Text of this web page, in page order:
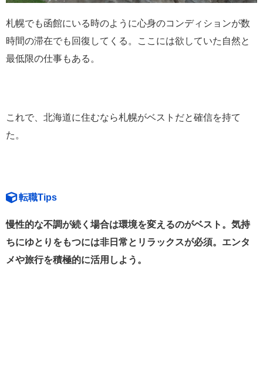
札幌でも函館にいる時のように心身のコンディションが数
時間の滞在でも回復してくる。ここには欲していた自然と
最低限の仕事もある。
これで、北海道に住むなら札幌がベストだと確信を持て
た。
転職Tips
慢性的な不調が続く場合は環境を変えるのがベスト。気持
ちにゆとりをもつには非日常とリラックスが必須。エンタ
メや旅行を積極的に活用しよう。